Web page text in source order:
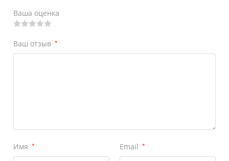
Ваша оценка
Ваш отзыв *
Имя * Email *